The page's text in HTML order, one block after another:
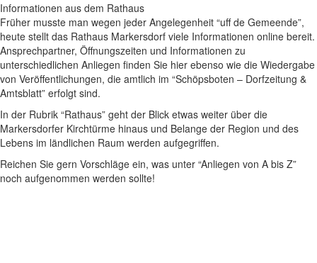
Informationen aus dem Rathaus
Früher musste man wegen jeder Angelegenheit “uff de Gemeende”,
heute stellt das Rathaus Markersdorf viele Informationen online bereit.
Ansprechpartner, Öffnungszeiten und Informationen zu
unterschiedlichen Anliegen finden Sie hier ebenso wie die Wiedergabe
von Veröffentlichungen, die amtlich im “Schöpsboten – Dorfzeitung &
Amtsblatt” erfolgt sind.
In der Rubrik “Rathaus” geht der Blick etwas weiter über die
Markersdorfer Kirchtürme hinaus und Belange der Region und des
Lebens im ländlichen Raum werden aufgegriffen.
Reichen Sie gern Vorschläge ein, was unter “Anliegen von A bis Z”
noch aufgenommen werden sollte!